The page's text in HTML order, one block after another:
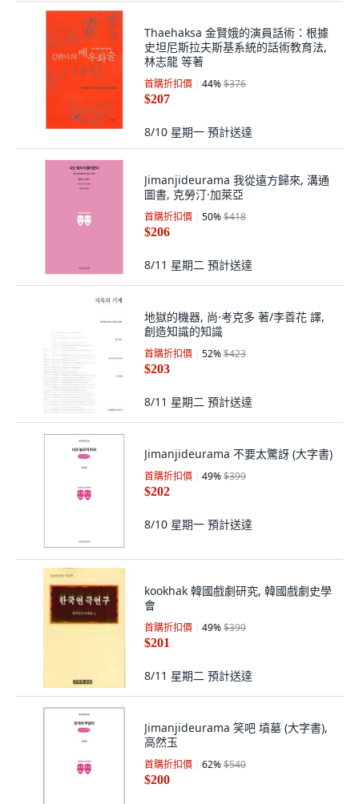
Thaehaksa 金賢娥的演員話術：根據
史坦尼斯拉夫斯基系統的話術教育法,
林志龍 等著
首購折扣價 44%$376
$207
8/10 星期一 預計送達
Jimanjideurama 我從遠方歸來, 溝通
圖書, 克勞汀·加萊亞
首購折扣價 50%$418
$206
8/11 星期二 預計送達
地獄的機器, 尚·考克多 著/李善花 譯,
創造知識的知識
首購折扣價 52%$423
$203
8/11 星期二 預計送達
Jimanjideurama 不要太驚訝 (大字書)
首購折扣價 49%$399
$202
8/10 星期一 預計送達
kookhak 韓國戲劇研究, 韓國戲劇史學
會
首購折扣價 49%$399
$201
8/11 星期二 預計送達
Jimanjideurama 笑吧 墳墓 (大字書),
高然玉
首購折扣價 62%$540
$200